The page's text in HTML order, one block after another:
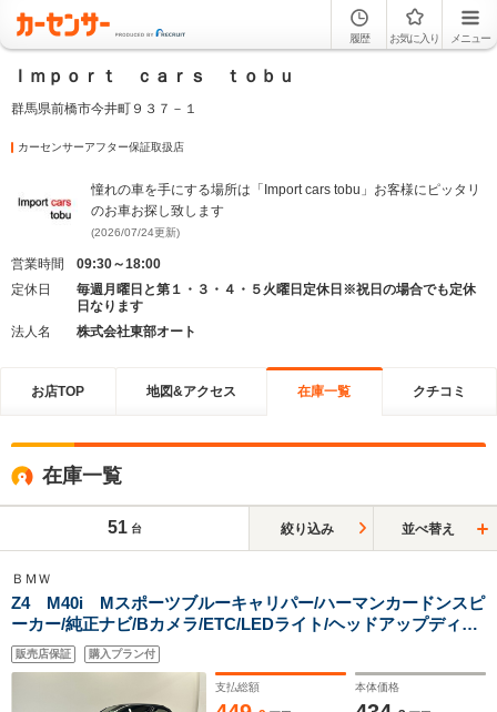
履歴 お気に入り メニュー
Ｉｍｐｏｒｔ ｃａｒｓ ｔｏｂｕ
群馬県前橋市今井町９３７－１
カーセンサーアフター保証取扱店
憧れの車を手にする場所は「Import cars tobu」お客様にピッタリ
のお車お探し致します
(2026/07/24更新)
営業時間
09:30～18:00
定休日
毎週月曜日と第１・３・４・５火曜日定休日※祝日の場合でも定休
日なります
法人名
株式会社東部オート
お店TOP 地図&アクセス 在庫一覧 クチコミ
在庫一覧
51 台 絞り込み 並べ替え
ＢＭＷ
Z4 M40i Mスポーツブルーキャリパー/ハーマンカードンスピ
ーカー/純正ナビ/Bカメラ/ETC/LEDライト/ヘッドアップディス
プレイ/アクティブクルーズコントロール/ブラインドスポットモ
ニター/シートヒーター/パドルシフト/
販売店保証 購入プラン付
支払総額 本体価格